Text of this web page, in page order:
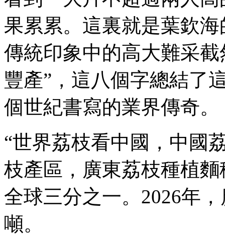
果累累。這裏就是葉欽
傳統印象中的高大難采
豐產”，這八個字總結了
個世紀書寫的業界傳奇。
“世界荔枝看中國，中國
枝產區，廣東荔枝種植
全球三分之一。2026年
噸。